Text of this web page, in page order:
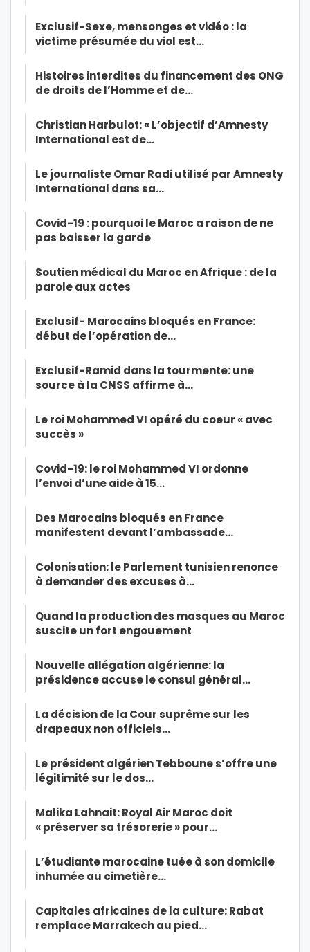
Exclusif-Sexe, mensonges et vidéo : la
victime présumée du viol est…
Histoires interdites du financement des ONG
de droits de l’Homme et de…
Christian Harbulot: « L’objectif d’Amnesty
International est de…
Le journaliste Omar Radi utilisé par Amnesty
International dans sa…
Covid-19 : pourquoi le Maroc a raison de ne
pas baisser la garde
Soutien médical du Maroc en Afrique : de la
parole aux actes
Exclusif- Marocains bloqués en France:
début de l’opération de…
Exclusif-Ramid dans la tourmente: une
source à la CNSS affirme à…
Le roi Mohammed VI opéré du coeur « avec
succès »
Covid-19: le roi Mohammed VI ordonne
l’envoi d’une aide à 15…
Des Marocains bloqués en France
manifestent devant l’ambassade…
Colonisation: le Parlement tunisien renonce
à demander des excuses à…
Quand la production des masques au Maroc
suscite un fort engouement
Nouvelle allégation algérienne: la
présidence accuse le consul général…
La décision de la Cour suprême sur les
drapeaux non officiels…
Le président algérien Tebboune s’offre une
légitimité sur le dos…
Malika Lahnait: Royal Air Maroc doit
« préserver sa trésorerie » pour…
L’étudiante marocaine tuée à son domicile
inhumée au cimetière…
Capitales africaines de la culture: Rabat
remplace Marrakech au pied…